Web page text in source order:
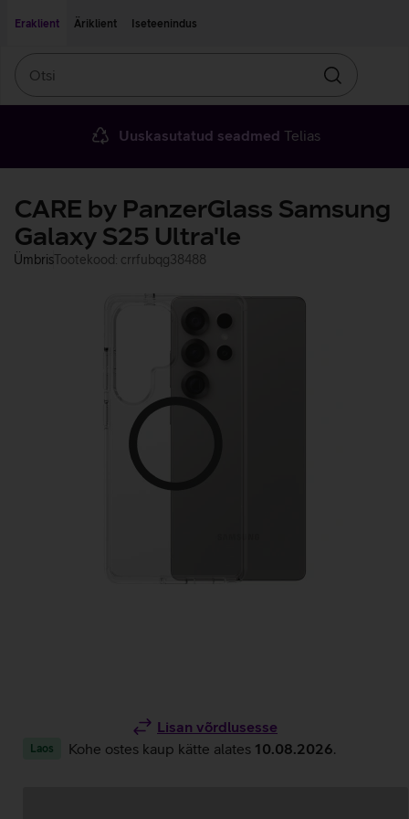
Eraklient
Äriklient Iseteenindus
Otsin
Uuskasutatud seadmed Telias
CARE by PanzerGlass Samsung
Galaxy S25 Ultra'le
ÜmbrisTootekood: crrfubqg38488
Lisan võrdlusesse
Laos Kohe ostes kaup kätte alates 10.08.2026